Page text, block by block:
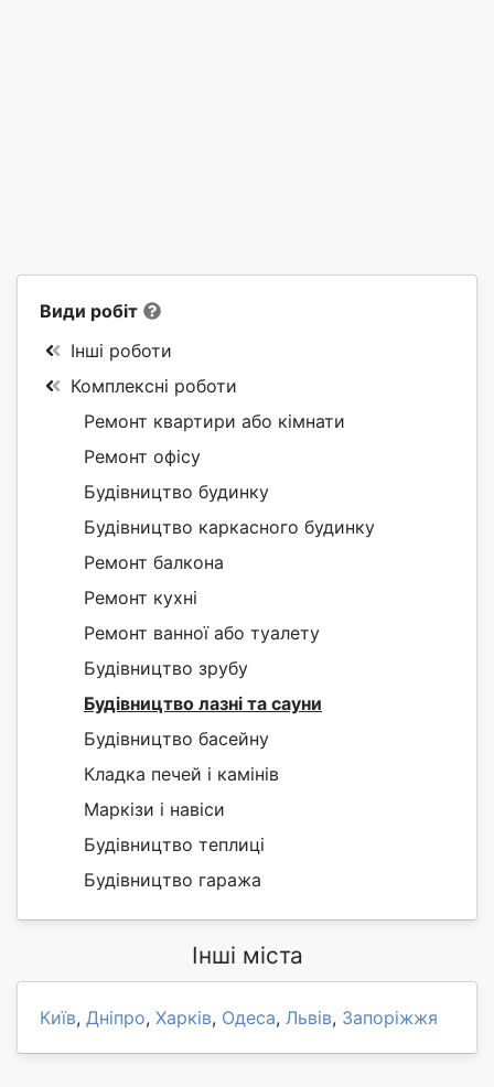
Види робіт
Інші роботи
Комплексні роботи
Ремонт квартири або кімнати
Ремонт офісу
Будівництво будинку
Будівництво каркасного будинку
Ремонт балкона
Ремонт кухні
Ремонт ванної або туалету
Будівництво зрубу
Будівництво лазні та сауни
Будівництво басейну
Кладка печей і камінів
Маркізи і навіси
Будівництво теплиці
Будівництво гаража
Інші міста
Київ, Дніпро, Харків, Одеса, Львів, Запоріжжя